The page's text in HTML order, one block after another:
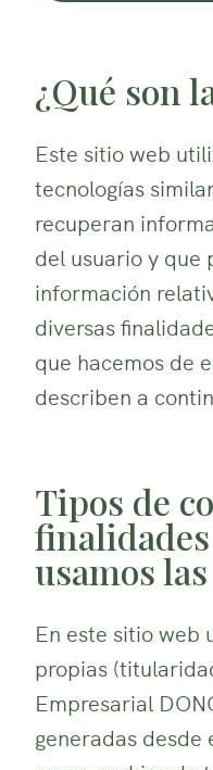
¿Qué son
Este sitio web
tecnologías
recuperan
del usuario y
información
diversas
que hacemos de
describen a
Tipos de
usamos
En este sitio web
propias
Empresarial
generadas